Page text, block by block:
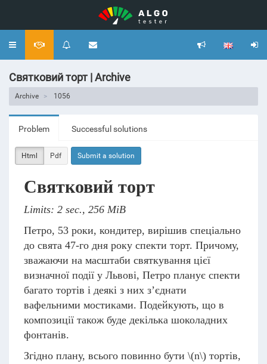
Toggle
Святковий торт | Archive
Archive 1056
Problem Successful solutions
Html Pdf Submit a solution
Святковий торт
Limits: 2 sec., 256 MiB
Петро, 53 роки, кондитер, вирішив спеціально
до свята 47-го дня року спекти торт. Причому,
зважаючи на масштаби святкування цієї
визначної події у Львові, Петро планує спекти
багато тортів і деякі з них з’єднати
вафельними мостиками. Подейкують, що в
композиції також буде декілька шоколадних
фонтанів.
Згідно плану, всього повинно бути \(n\) тортів,